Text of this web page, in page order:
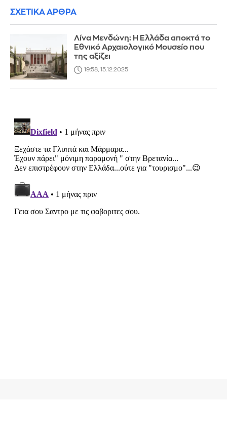
ΣΧΕΤΙΚΑ ΑΡΘΡΑ
Λίνα Μενδώνη: Η Ελλάδα αποκτά το
Εθνικό Αρχαιολογικό Μουσείο που
της αξίζει
19:58, 15.12.2025